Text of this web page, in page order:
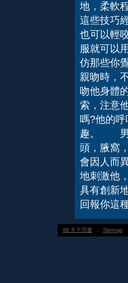
地，柔軟
這些技巧
也可以輕
服就可以
仿那些你
親吻時，
吻他身體
索，注意
嗎?他的
趣。 男
頭，腋窩
會因人而
地刺激他
具有創新
回報你這
88 天下淫書 ： Sitemap